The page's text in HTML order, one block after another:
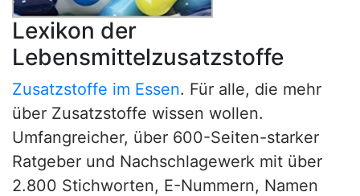
Lexikon der
Lebensmittelzusatzstoffe
Zusatzstoffe im Essen. Für alle, die mehr
über Zusatzstoffe wissen wollen.
Umfangreicher, über 600-Seiten-starker
Ratgeber und Nachschlagewerk mit über
2.800 Stichworten, E-Nummern, Namen